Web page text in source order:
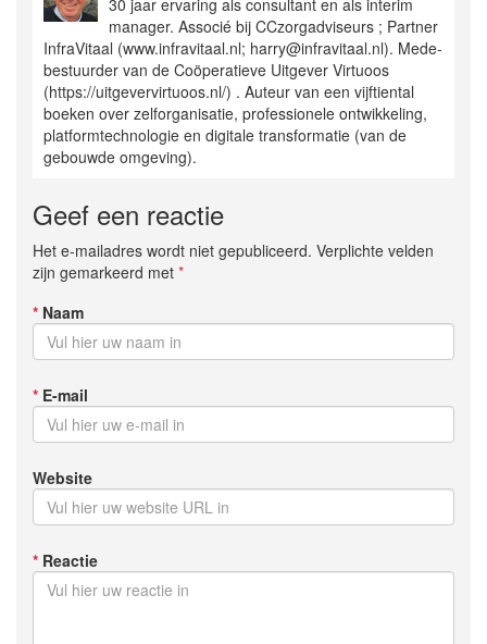
manager. Associé bij CCzorgadviseurs ; Partner
InfraVitaal (www.infravitaal.nl; harry@infravitaal.nl). Mede-
bestuurder van de Coöperatieve Uitgever Virtuoos
(https://uitgevervirtuoos.nl/) . Auteur van een vijftiental
boeken over zelforganisatie, professionele ontwikkeling,
platformtechnologie en digitale transformatie (van de
gebouwde omgeving).
Geef een reactie
Het e-mailadres wordt niet gepubliceerd. Verplichte velden
zijn gemarkeerd met *
* Naam
* E-mail
Website
* Reactie